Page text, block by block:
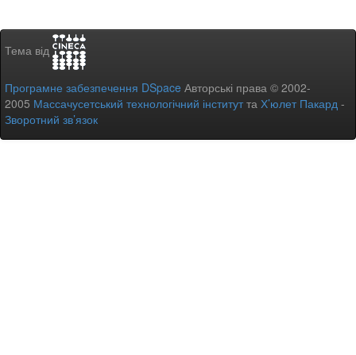
Тема від
Програмне забезпечення DSpace Авторські права © 2002-
2005 Массачусетський технологічний інститутта Х’юлет Пакард -
Зворотний зв’язок